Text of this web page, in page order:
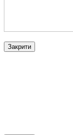
Закрити